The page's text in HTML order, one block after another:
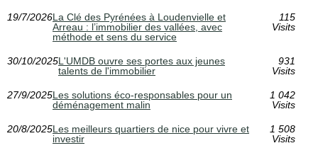
19/7/2026La Clé des Pyrénées à Loudenvielle et
Arreau : l’immobilier des vallées, avec
méthode et sens du service
115
Visits
30/10/2025L'UMDB ouvre ses portes aux jeunes
talents de l'immobilier
931
Visits
27/9/2025Les solutions éco-responsables pour un
déménagement malin
1 042
Visits
20/8/2025Les meilleurs quartiers de nice pour vivre et
investir
1 508
Visits